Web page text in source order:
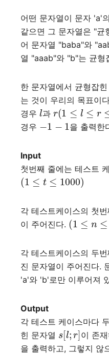
어떤 문자열이 문자 'a'
같으면 그 문자열은 "균
어 문자열 "baba"와
열 "aaab"와 "b"는 균형
한 문자열에서 균형잡
는 것이 우리의 목표이
경우 l과 r (1≤ l≤ r≤n )
경우 − 1 − 1 을 출력한
Input
첫번째 줄에는 테스트
(1≤t≤ 1000)
각 테스트케이스의 첫
이 주어진다. (1≤ n ≤50
각 테스트케이스의 두
진 문자열이 주어진다.
'a'와 'b'로만 이루어져
Output
각 테스트 케이스마다
힌 문자열 s[l r]이 존
을 출력하고, 그렇지 않